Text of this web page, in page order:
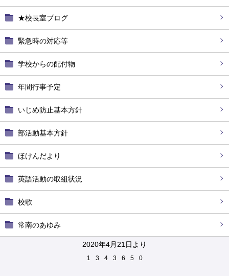
★校長室ブログ
緊急時の対応等
学校からの配付物
年間行事予定
いじめ防止基本方針
部活動基本方針
ほけんだより
英語活動の取組状況
校歌
常南のあゆみ
2020年4月21日より
1 3 4 3 6 5 0